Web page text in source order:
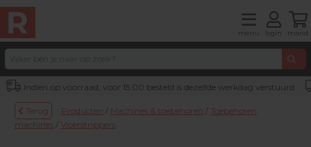
menu login mand
Indien op voorraad, voor 15:00 besteld is dezelfde werkdag verstuurd
Terug Producten / Machines & toebehoren / Toebehoren
machines / Vloerstrippers